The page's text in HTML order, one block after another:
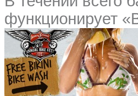
функционирует